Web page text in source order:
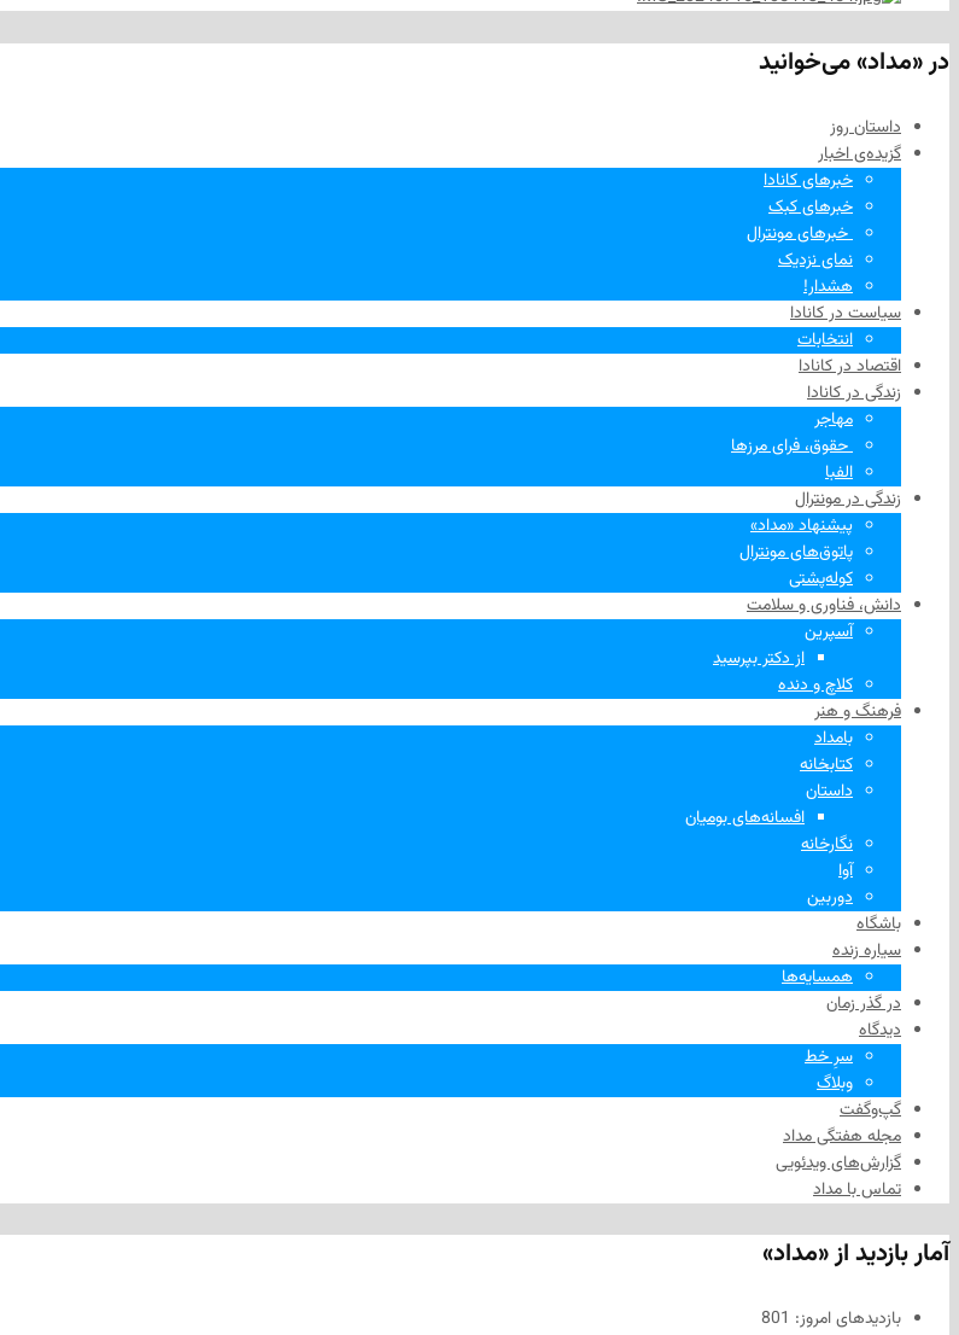
در «مداد» می‌خوانید
داستان روز
گزیده‌ی‌ اخبار
خبرهای کانادا
خبرهای کبک
‌ خبرهای مونترال
نمای نزدیک
هشدار!
سیاست در کانادا
انتخابات
اقتصاد در کانادا
زندگی در کانادا
مهاجر
‌ حقوق، فرای مرزها
الفبا
زندگی در مونترال
پیشنهاد «مداد»
پاتوق‌های مونترال
کوله‌پشتی
دانش، فناوری و سلامت
آسپرین
از دکتر بپرسید
کلاچ و دنده
فرهنگ و هنر
بامداد
کتابخانه
داستان
افسانه‌های بومیان
نگارخانه
آوا
دوربین
باشگاه
سیاره زنده
همسایه‌ها
در گذر زمان
دیدگاه
سرِ خط
وبلاگ
گپ‌وگفت
مجله هفتگی مداد
گزارش‌های ویدئویی
تماس با مداد
آمار بازدید از «مداد»
بازدیدهای امروز: 801